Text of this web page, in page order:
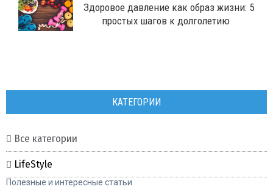
Здоровое давление как образ жизни: 5
простых шагов к долголетию
КАТЕГОРИИ
Все категории
LifeStyle
Полезные и интересные статьи